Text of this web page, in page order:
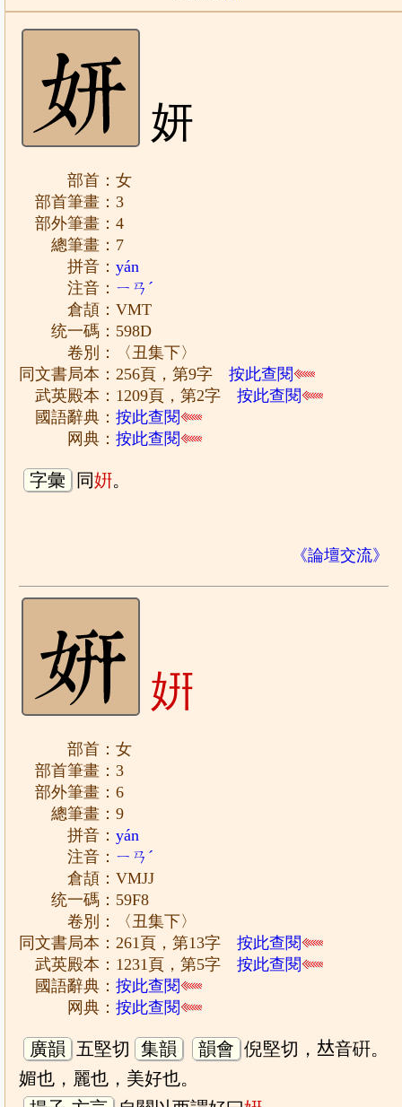
妍
部首：女
部首筆畫：3
部外筆畫：4
總筆畫：7
拼音：yán
注音： ㄧㄢˊ
倉頡：VMT
统一碼：598D
卷別：〈丑集下〉
同文書局本：256頁，第9字按此查閱
武英殿本：1209頁，第2字按此查閱
國語辭典：按此查閱
网典：按此查閱
字彙 同姸。
《論壇交流》
姸
部首：女
部首筆畫：3
部外筆畫：6
總筆畫：9
拼音：yán
注音： ㄧㄢˊ
倉頡：VMJJ
统一碼：59F8
卷別：〈丑集下〉
同文書局本：261頁，第13字按此查閱
武英殿本：1231頁，第5字按此查閱
國語辭典：按此查閱
网典：按此查閱
廣韻 五堅切 集韻 韻會 倪堅切，𠀤音硏。
媚也，麗也，美好也。